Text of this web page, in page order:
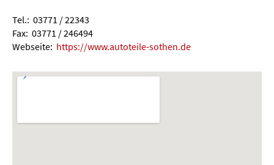
Tel.: 03771 / 22343
Fax: 03771 / 246494
Webseite: https://www.autoteile-sothen.de